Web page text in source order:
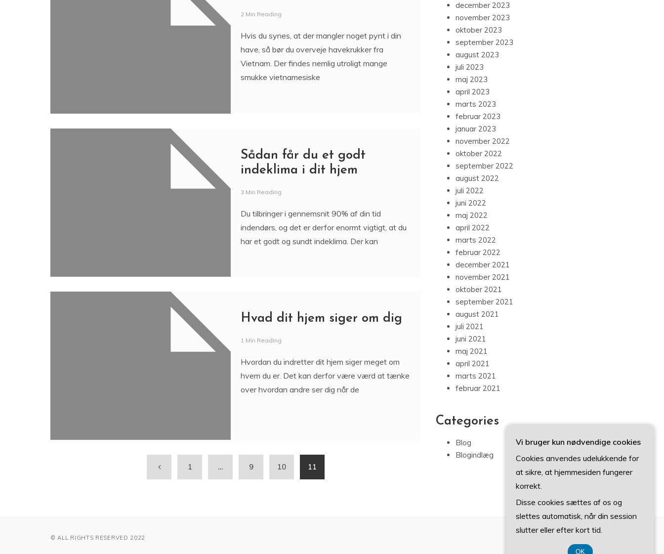
2 Min Reading
Hvis du synes, at der mangler noget pynt i din
have, så bør du overveje havekrukker fra
Vietnam. Der findes nemlig utroligt mange
smukke vietnamesiske
Sådan får du et godt
indeklima i dit hjem
3 Min Reading
Du tilbringer i gennemsnit 90% af din tid
indendørs, og det er derfor enormt vigtigt, at du
har et godt og sundt indeklima. Der kan
Hvad dit hjem siger om dig
1 Min Reading
Hvordan du indretter dit hjem siger meget om
hvem du er. Det kan derfor være værd at tænke
over hvordan andre ser dig når de
1 … 9 10 11
december 2023
november 2023
oktober 2023
september 2023
august 2023
juli 2023
maj 2023
april 2023
marts 2023
februar 2023
januar 2023
november 2022
oktober 2022
september 2022
august 2022
juli 2022
juni 2022
maj 2022
april 2022
marts 2022
februar 2022
december 2021
november 2021
oktober 2021
september 2021
august 2021
juli 2021
juni 2021
maj 2021
april 2021
marts 2021
februar 2021
Categories
Blog
Blogindlæg
© ALL RIGHTS RESERVED 2022
Vi bruger kun nødvendige cookies
Cookies anvendes udelukkende for
at sikre, at hjemmesiden fungerer
korrekt.
Disse cookies sættes af os og
slettes automatisk, når din session
slutter eller efter kort tid.
OK